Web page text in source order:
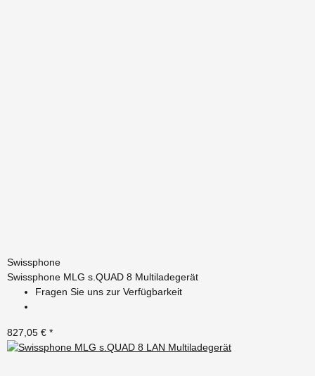
Swissphone
Swissphone MLG s.QUAD 8 Multiladegerät
Fragen Sie uns zur Verfügbarkeit
827,05 € *